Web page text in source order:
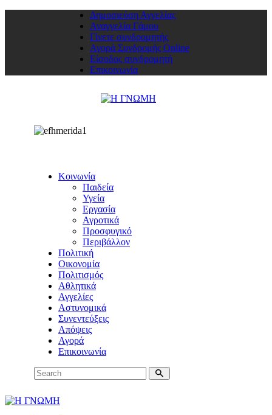
Δημοσιεύση Αγγελίας
Αναγγελία Γάμου
Γίνετε συνδρομητής
Αγορά Συνδρομής Online
Είσοδος συνδρομητή
Επικοινωνία
Κοινωνία
Παιδεία
Υγεία
Εργασία
Αγροτικά
Προσφυγικό
Περιβάλλον
Πολιτική
Οικονομία
Πολιτισμός
Αθλητικά
Αγγελίες
Αστυνομικά
Συνεντεύξεις
Απόψεις
Αγορά
Επικοινωνία